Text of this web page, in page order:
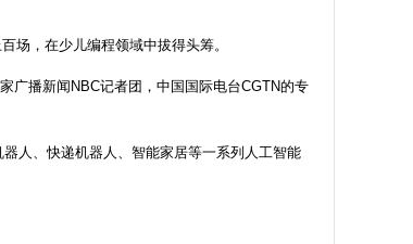
场，在少儿编程领域中拔得头筹。
广播新闻NBC记者团，中国国际电台CGTN的专
人、快递机器人、智能家居等一系列人工智能